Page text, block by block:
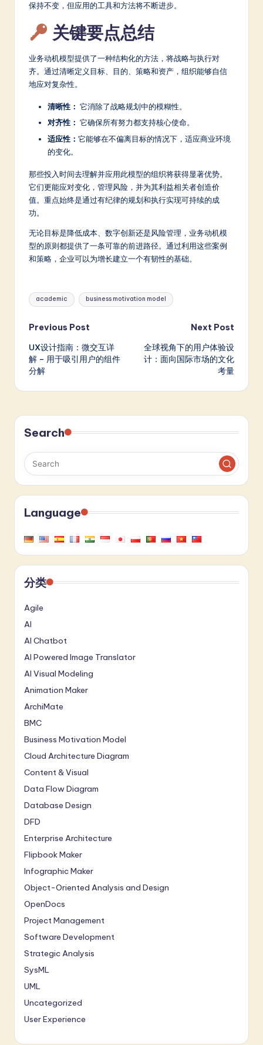
保持不变，但应用的工具和方法将不断进步。
关键要点总结
业务动机模型提供了一种结构化的方法，将战略与执行对
齐。通过清晰定义目标、目的、策略和资产，组织能够自信
地应对复杂性。
清晰性： 它消除了战略规划中的模糊性。
对齐性： 它确保所有努力都支持核心使命。
适应性： 它能够在不偏离目标的情况下，适应商业环境
的变化。
那些投入时间去理解并应用此模型的组织将获得显著优势。
它们更能应对变化，管理风险，并为其利益相关者创造价
值。重点始终是通过有纪律的规划和执行实现可持续的成
功。
无论目标是降低成本、数字创新还是风险管理，业务动机模
型的原则都提供了一条可靠的前进路径。通过利用这些案例
和策略，企业可以为增长建立一个有韧性的基础。
Tags:
academic business motivation model
Post
navigation
Previous Post
UX设计指南：微交互详
解 – 用于吸引用户的组件
分解
Next Post
全球视角下的用户体验设
计：面向国际市场的文化
考量
Search
Language
分类
Agile
AI
AI Chatbot
AI Powered Image Translator
AI Visual Modeling
Animation Maker
ArchiMate
BMC
Business Motivation Model
Cloud Architecture Diagram
Content & Visual
Data Flow Diagram
Database Design
DFD
Enterprise Architecture
Flipbook Maker
Infographic Maker
Object-Oriented Analysis and Design
OpenDocs
Project Management
Software Development
Strategic Analysis
SysML
UML
Uncategorized
User Experience